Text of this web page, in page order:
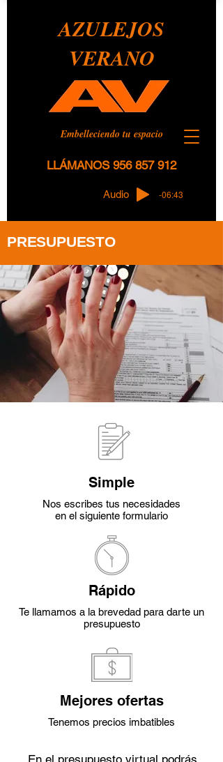
LLÁMANOS 956 857 912
Audio -06:43
AZULEJOS
VERANO
Embelleciendo tu espacio
PRESUPUESTO
Simple
Nos escribes tus necesidades
en el siguiente formulario
Rápido
Te llamamos a la brevedad para darte un
presupuesto
Mejores ofertas
Tenemos precios imbatibles
En el presupuesto virtual podrás